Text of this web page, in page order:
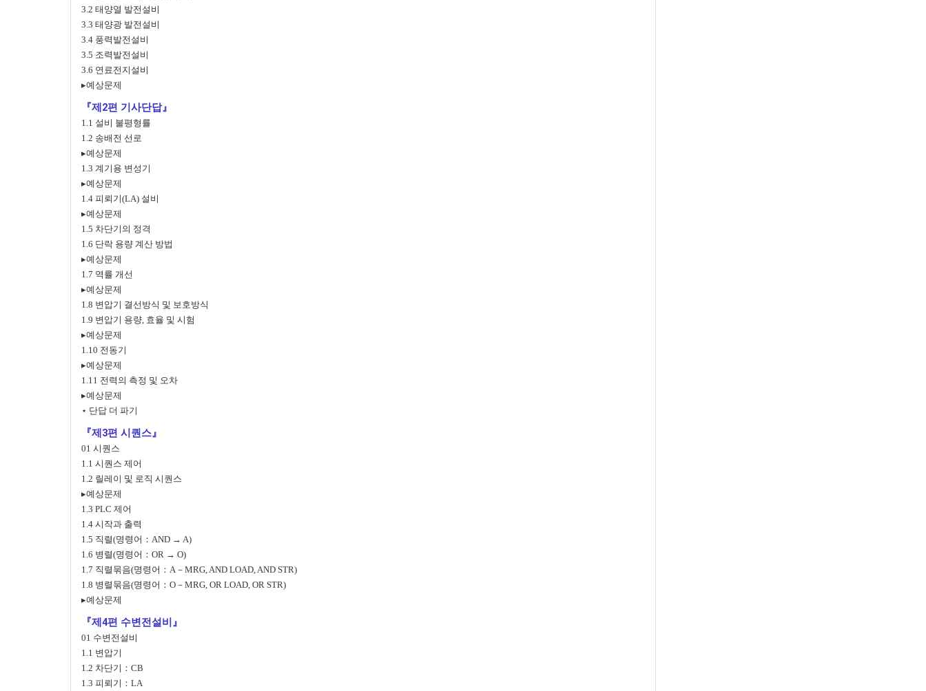
3.2 태양열 발전설비
3.3 태양광 발전설비
3.4 풍력발전설비
3.5 조력발전설비
3.6 연료전지설비
▸예상문제
『제2편 기사단답』
1.1 설비 불평형률
1.2 송배전 선로
▸예상문제
1.3 계기용 변성기
▸예상문제
1.4 피뢰기(LA) 설비
▸예상문제
1.5 차단기의 정격
1.6 단락 용량 계산 방법
▸예상문제
1.7 역률 개선
▸예상문제
1.8 변압기 결선방식 및 보호방식
1.9 변압기 용량, 효율 및 시험
▸예상문제
1.10 전동기
▸예상문제
1.11 전력의 측정 및 오차
▸예상문제
⋆ 단답 더 파기
『제3편 시퀀스』
01 시퀀스
1.1 시퀀스 제어
1.2 릴레이 및 로직 시퀀스
▸예상문제
1.3 PLC 제어
1.4 시작과 출력
1.5 직렬(명령어：AND → A)
1.6 병렬(명령어：OR → O)
1.7 직렬묶음(명령어：A－MRG, AND LOAD, AND STR)
1.8 병렬묶음(명령어：O－MRG, OR LOAD, OR STR)
▸예상문제
『제4편 수변전설비』
01 수변전설비
1.1 변압기
1.2 차단기：CB
1.3 피뢰기：LA